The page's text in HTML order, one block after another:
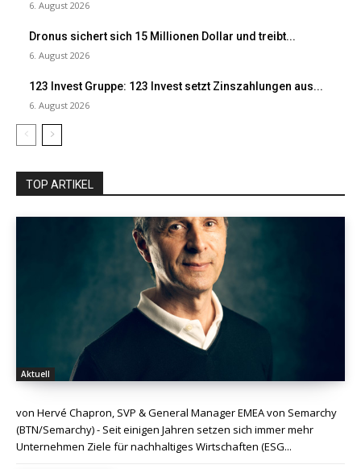
6. August 2026
Dronus sichert sich 15 Millionen Dollar und treibt...
6. August 2026
123 Invest Gruppe: 123 Invest setzt Zinszahlungen aus...
6. August 2026
TOP ARTIKEL
Aktuell
von Hervé Chapron, SVP & General Manager EMEA von Semarchy
(BTN/Semarchy) - Seit einigen Jahren setzen sich immer mehr
Unternehmen Ziele für nachhaltiges Wirtschaften (ESG...